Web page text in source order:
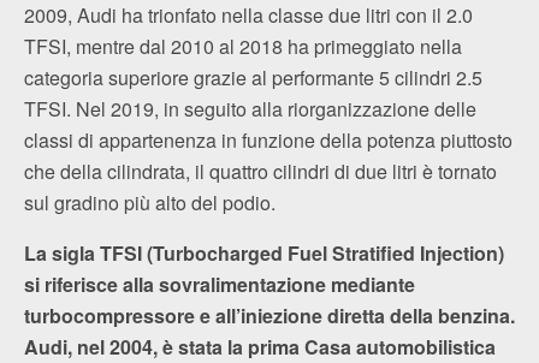
2009, Audi ha trionfato nella classe due litri con il 2.0
TFSI, mentre dal 2010 al 2018 ha primeggiato nella
categoria superiore grazie al performante 5 cilindri 2.5
TFSI. Nel 2019, in seguito alla riorganizzazione delle
classi di appartenenza in funzione della potenza piuttosto
che della cilindrata, il quattro cilindri di due litri è tornato
sul gradino più alto del podio.
La sigla TFSI (Turbocharged Fuel Stratified Injection)
si riferisce alla sovralimentazione mediante
turbocompressore e all’iniezione diretta della benzina.
Audi, nel 2004, è stata la prima Casa automobilistica